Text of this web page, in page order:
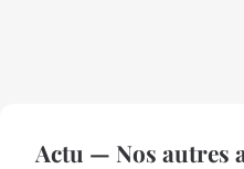
Actu — Nos autres